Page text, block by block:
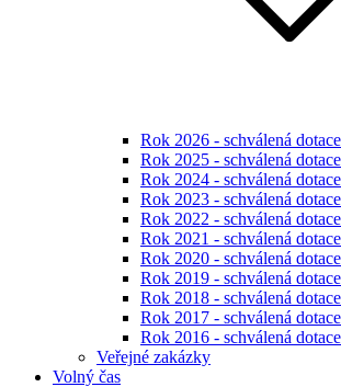
Rok 2026 - schválená
Rok 2025 - schválená
Rok 2024 - schválená
Rok 2023 - schválená
Rok 2022 - schválená
Rok 2021 - schválená
Rok 2020 - schválená
Rok 2019 - schválená
Rok 2018 - schválená
Rok 2017 - schválená
Rok 2016 - schválená
Veřejné zakázky
Volný čas